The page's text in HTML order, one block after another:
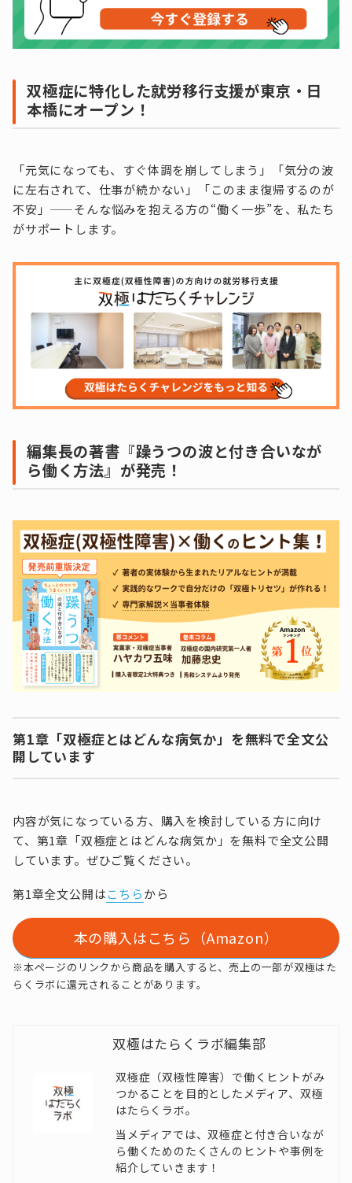
双極症に特化した就労移行支援が東京・日
本橋にオープン！
「元気になっても、すぐ体調を崩してしまう」「気分の波
に左右されて、仕事が続かない」「このまま復帰するのが
不安」——そんな悩みを抱える方の“働く一歩”を、私たち
がサポートします。
編集長の著書『躁うつの波と付き合いなが
ら働く方法』が発売！
第1章「双極症とはどんな病気か」を無料で全文公
開しています
内容が気になっている方、購入を検討している方に向け
て、第1章「双極症とはどんな病気か」を無料で全文公開
しています。ぜひご覧ください。
第1章全文公開はこちらから
本の購入はこちら（Amazon）
※本ページのリンクから商品を購入すると、売上の一部が双極はた
らくラボに還元されることがあります。
双極はたらくラボ編集部
双極症（双極性障害）で働くヒントがみ
つかることを目的としたメディア、双極
はたらくラボ。
当メディアでは、双極症と付き合いなが
ら働くためのたくさんのヒントや事例を
紹介していきます！